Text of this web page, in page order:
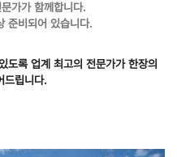
가가 함께합니다.
준비되어 있습니다.
도록 업계 최고의 전문가가 한장의
드립니다.